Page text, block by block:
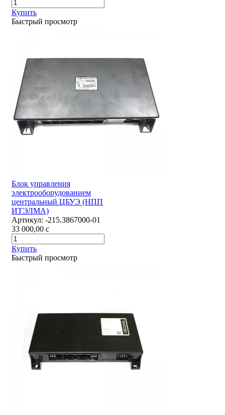
Купить
Быстрый просмотр
Блок управления
электрооборудованием
центральный ЦБУЭ (НПП
ИТЭЛМА)
Артикул: -215.3867000-01
33 000,00 c
Купить
Быстрый просмотр